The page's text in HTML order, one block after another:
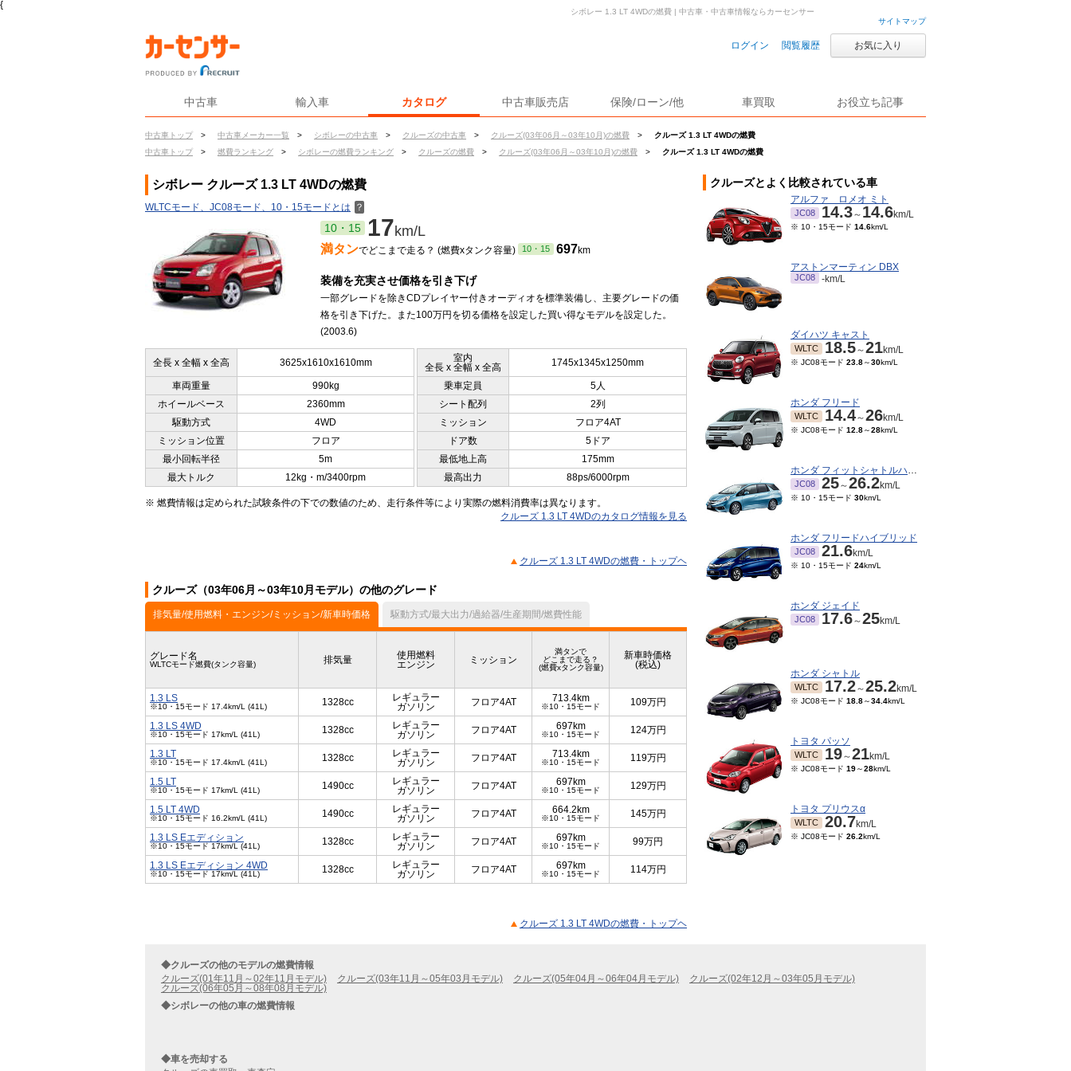
{
サイトマップ
ログイン 閲覧履歴 お気に入り
中古車 輸入車 カタログ 中古車販売店 保険/ローン/他 車買取 お役立ち記事
中古車トップ > 中古車メーカー一覧 > シボレーの中古車 > クルーズの中古車 > クルーズ(03年06月～03年10月)の燃費 >
クルーズ 1.3 LT 4WDの燃費
中古車トップ
> 燃費ランキング > シボレーの燃費ランキング > クルーズの燃費 > クルーズ(03年06月～03年10月)の燃費 > クルーズ 1.3 LT 4WDの燃費
シボレー 1.3 LT 4WDの燃費 | 中古車・中古車情報ならカーセンサー
シボレー クルーズ 1.3 LT 4WDの燃費
WLTCモード、JC08モード、10・15モードとは ？
10・15 17km/L
満タンでどこまで走る？ (燃費xタンク容量) 10・15 697km
装備を充実させ価格を引き下げ
一部グレードを除きCDプレイヤー付きオーディオを標準装備し、主要グレードの価
格を引き下げた。また100万円を切る価格を設定した買い得なモデルを設定した。
(2003.6)
全長 x 全幅 x 全高 3625x1610x1610mm
室内
全長 x 全幅 x 全高
1745x1345x1250mm
車両重量 990kg 乗車定員
5人
ホイールベース
2360mm シート配列
2列
駆動方式
4WD ミッション
フロア4AT
ミッション位置
フロア ドア数
5ドア
最小回転半径
5m 最低地上高
175mm
最大トルク
12kg・m/3400rpm 最高出力 88ps/6000rpm
※ 燃費情報は定められた試験条件の下での数値のため、走行条件等により実際の燃料消費率は異なります。
クルーズ 1.3 LT 4WDのカタログ情報を見る
クルーズ 1.3 LT 4WDの燃費・トップヘ
クルーズ（03年06月～03年10月モデル）の他のグレード
排気量/使用燃料・エンジン/ミッション/新車時価格 駆動方式/最大出力/過給器/生産期間/燃費性能
グレード名
WLTCモード燃費(タンク容量) 排気量
使用燃料
エンジン
ミッション
満タンで
どこまで走る？
(燃費xタンク容量)
新車時価格
(税込)
1.3 LS
※10・15モード 17.4km/L (41L) 1328cc
レギュラー
ガソリン
フロア4AT 713.4km
※10・15モード 109万円
1.3 LS 4WD
※10・15モード 17km/L (41L) 1328cc
レギュラー
ガソリン
フロア4AT 697km
※10・15モード 124万円
1.3 LT
※10・15モード 17.4km/L (41L) 1328cc
レギュラー
ガソリン
フロア4AT 713.4km
※10・15モード 119万円
1.5 LT
※10・15モード 17km/L (41L) 1490cc
レギュラー
ガソリン
フロア4AT 697km
※10・15モード 129万円
1.5 LT 4WD
※10・15モード 16.2km/L (41L) 1490cc
レギュラー
ガソリン
フロア4AT 664.2km
※10・15モード 145万円
1.3 LS Eエディション
※10・15モード 17km/L (41L) 1328cc
レギュラー
ガソリン
フロア4AT 697km
※10・15モード 99万円
1.3 LS Eエディション 4WD
※10・15モード 17km/L (41L) 1328cc
レギュラー
ガソリン
フロア4AT 697km
※10・15モード 114万円
クルーズ 1.3 LT 4WDの燃費・トップヘ
クルーズとよく比較されている車
アルファ ロメオ ミト
JC08 14.3～ 14.6km/L
※ 10・15モード 14.6km/L
アストンマーティン DBX
JC08 -km/L
ダイハツ キャスト
WLTC 18.5～21km/L
※ JC08モード 23.8～30km/L
ホンダ フリード
WLTC 14.4～26km/L
※ JC08モード 12.8～28km/L
ホンダ フィットシャトルハイブリッド
JC08 25～26.2km/L
※ 10・15モード 30km/L
ホンダ フリードハイブリッド
JC08 21.6km/L
※ 10・15モード 24km/L
ホンダ ジェイド
JC08 17.6～25km/L
ホンダ シャトル
WLTC 17.2～25.2km/L
※ JC08モード 18.8～34.4km/L
トヨタ パッソ
WLTC 19～21km/L
※ JC08モード 19～28km/L
トヨタ プリウスα
WLTC 20.7km/L
※ JC08モード 26.2km/L
◆クルーズの他のモデルの燃費情報
クルーズ(01年11月～02年11月モデル)
クルーズ(03年11月～05年03月モデル) クルーズ(05年04月～06年04月モデル)
クルーズ(02年12月～03年05月モデル)
クルーズ(06年05月～08年08月モデル)
◆シボレーの他の車の燃費情報
◆車を売却する